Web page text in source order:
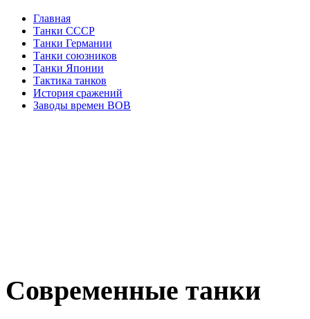
Главная
Танки СССР
Танки Германии
Танки союзников
Танки Японии
Тактика танков
История сражений
Заводы времен ВОВ
Современные танки